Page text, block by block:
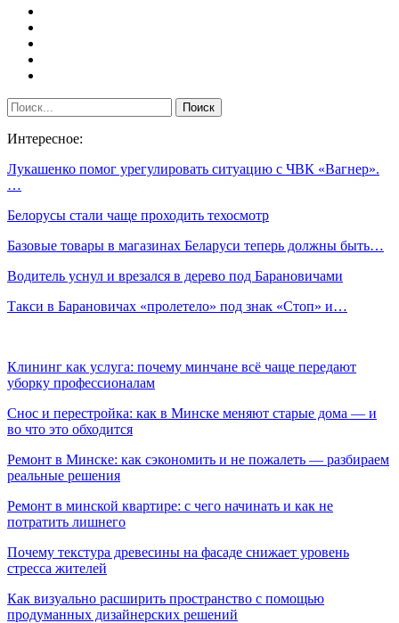
Интересное:
Лукашенко помог урегулировать ситуацию с ЧВК «Вагнер».
…
Белорусы стали чаще проходить техосмотр
Базовые товары в магазинах Беларуси теперь должны быть…
Водитель уснул и врезался в дерево под Барановичами
Такси в Барановичах «пролетело» под знак «Стоп» и…
Клининг как услуга: почему минчане всё чаще передают
уборку профессионалам
Снос и перестройка: как в Минске меняют старые дома — и
во что это обходится
Ремонт в Минске: как сэкономить и не пожалеть — разбираем
реальные решения
Ремонт в минской квартире: с чего начинать и как не
потратить лишнего
Почему текстура древесины на фасаде снижает уровень
стресса жителей
Как визуально расширить пространство с помощью
продуманных дизайнерских решений